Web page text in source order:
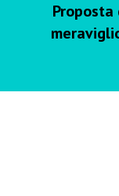
Proposta